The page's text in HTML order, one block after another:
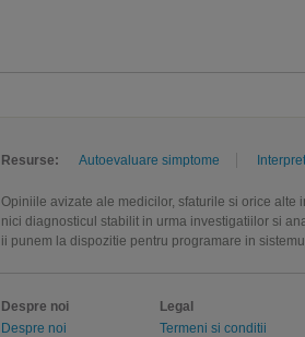
Resurse: Autoevaluare simptome
Opiniile avizate ale medicilor, sfaturile si orice
nici diagnosticul stabilit in urma investigatiilor si
ii punem la dispozitie pentru programare in
Despre noi
Despre noi
Legal
Termeni si conditii